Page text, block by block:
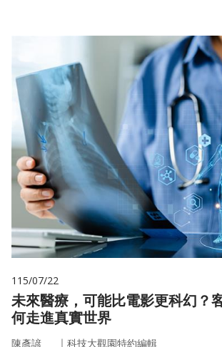
115/07/22
未來醫療，可能比電影更科幻？
何走進真實世界
陳彥諺 ｜ 科技大觀園特約編輯